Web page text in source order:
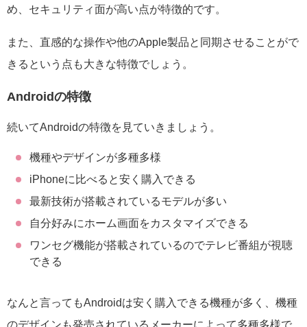
め、セキュリティ面が高い点が特徴的です。
また、直感的な操作や他のApple製品と同期させることがで
きるという点も大きな特徴でしょう。
Androidの特徴
続いてAndroidの特徴を見ていきましょう。
機種やデザインが多種多様
iPhoneに比べると安く購入できる
最新技術が搭載されているモデルが多い
自分好みにホーム画面をカスタマイズできる
ワンセグ機能が搭載されているのでテレビ番組が視聴
できる
なんと言ってもAndroidは安く購入できる機種が多く、機種